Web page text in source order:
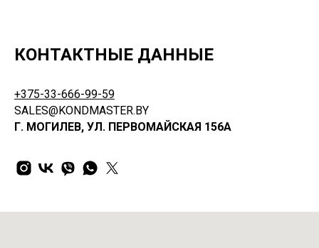
КОНТАКТНЫЕ ДАННЫЕ
+375-33-666-99-59
SALES@KONDMASTER.BY
Г. МОГИЛЕВ, УЛ. ПЕРВОМАЙСКАЯ 156А